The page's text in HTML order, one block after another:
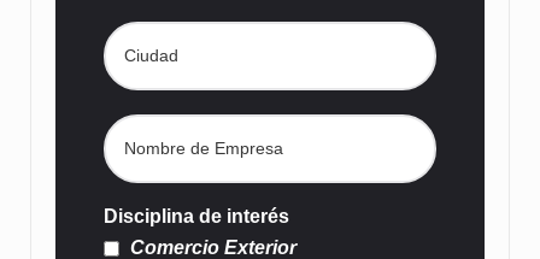
Disciplina de interés
Comercio Exterior